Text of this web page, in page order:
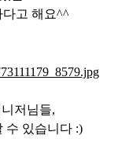
다고 해요^^
저님들,
수 있습니다 :)